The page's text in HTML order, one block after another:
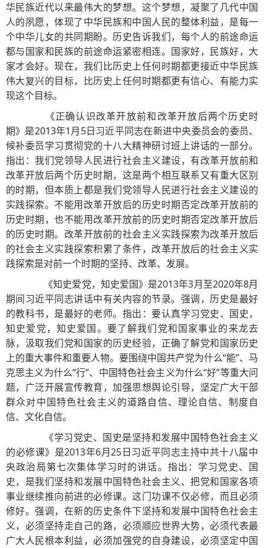
华民族近代以来最伟大的梦想。这个梦想，凝聚了几代中国
人的夙愿，体现了中华民族和中国人民的整体利益，是每一
个中华儿女的共同期盼。历史告诉我们，每个人的前途命运
都与国家和民族的前途命运紧密相连。国家好，民族好，大
家才会好。现在，我们比历史上任何时期都更接近中华民族
伟大复兴的目标，比历史上任何时期都更有信心、有能力实
现这个目标。
《正确认识改革开放前和改革开放后两个历史时
期》是2013年1月5日习近平同志在新进中央委员会的委员、
候补委员学习贯彻党的十八大精神研讨班上讲话的一部分。
指出：我们党领导人民进行社会主义建设，有改革开放前和
改革开放后两个历史时期，这是两个相互联系又有重大区别
的时期，但本质上都是我们党领导人民进行社会主义建设的
实践探索。不能用改革开放后的历史时期否定改革开放前的
历史时期，也不能用改革开放前的历史时期否定改革开放后
的历史时期。改革开放前的社会主义实践探索为改革开放后
的社会主义实践探索积累了条件，改革开放后的社会主义实
践探索是对前一个时期的坚持、改革、发展。
《知史爱党，知史爱国》是2013年3月至2020年8月
期间习近平同志讲话中有关内容的节录。强调，历史是最好
的教科书，是最好的老师。指出：要认真学习党史、国史，
知史爱党，知史爱国。要了解我们党和国家事业的来龙去
脉，汲取我们党和国家的历史经验，正确了解党和国家历史
上的重大事件和重要人物。要围绕中国共产党为什么“能”、马
克思主义为什么“行”、中国特色社会主义为什么“好”等重大问
题，广泛开展宣传教育，加强思想舆论引导，坚定广大干部
群众对中国特色社会主义的道路自信、理论自信、制度自
信、文化自信。
《学习党史、国史是坚持和发展中国特色社会主义
的必修课》是2013年6月25日习近平同志主持中共十八届中
央政治局第七次集体学习时的讲话。指出：学习党史、国
史，是我们坚持和发展中国特色社会主义、把党和国家各项
事业继续推向前进的必修课。这门功课不仅必修，而且必须
修好。强调，在新的历史条件下坚持和发展中国特色社会主
义，必须坚持走自己的路，必须顺应世界大势，必须代表最
广大人民根本利益，必须加强党的自身建设，必须坚定中国